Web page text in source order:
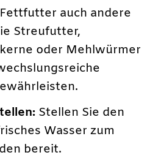
auch andere
Streufutter,
oder Mehlwürmer
Stellen Sie den
Wasser zum
bereit.